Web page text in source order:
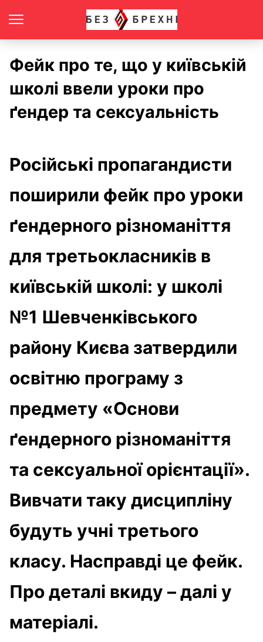
Фейк про те, що у київській
школі ввели уроки про
ґендер та сексуальність
Російські пропагандисти
поширили фейк про уроки
ґендерного різноманіття
для третьокласників в
київській школі: у школі
№1 Шевченківського
району Києва затвердили
освітню програму з
предмету «Основи
ґендерного різноманіття
та сексуальної орієнтації».
Вивчати таку дисципліну
будуть учні третього
класу. Насправді це фейк.
Про деталі вкиду – далі у
матеріалі.